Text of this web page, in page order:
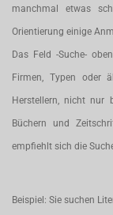
manchmal etwas
Orientierung einige
Das Feld -Suche-
Firmen, Typen oder
Herstellern, nicht nur
Büchern und
empfiehlt sich die
Beispiel: Sie suchen